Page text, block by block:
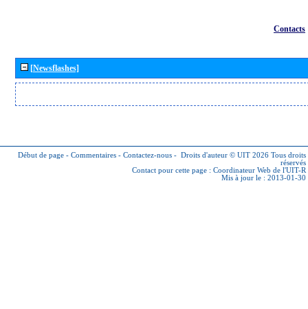
Contacts
[Newsflashes]
Début de page - Commentaires - Contactez-nous - Droits d'auteur © UIT 2026 Tous droits
réservés
Contact pour cette page : Coordinateur Web de l'UIT-R
Mis à jour le : 2013-01-30